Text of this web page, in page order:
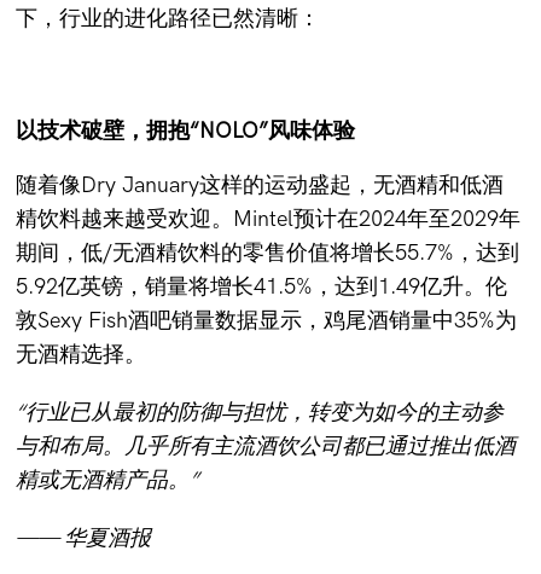
下，行业的进化路径已然清晰：
以技术破壁，拥抱“NOLO”风味体验
随着像Dry January这样的运动盛起，无酒精和低酒
精饮料越来越受欢迎。Mintel预计在2024年至2029年
期间，低/无酒精饮料的零售价值将增长55.7%，达到
5.92亿英镑，销量将增长41.5%，达到1.49亿升。伦
敦Sexy Fish酒吧销量数据显示，鸡尾酒销量中35%为
无酒精选择。
“行业已从最初的防御与担忧，转变为如今的主动参
与和布局。几乎所有主流酒饮公司都已通过推出低酒
精或无酒精产品。”
—— 华夏酒报